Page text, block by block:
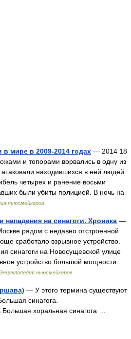
в мире в 2009-2014 годах — 2014 18
и топорами ворвались в одну из
находившихся в ней людей.
четырех и ранение восьми
были убиты полицией. В ночь на
ньюсмейкеров
нападения на синагоги. Хроника —
рядом с недавно отстроенной
сработало взрывное устройство.
синагоги на Новосущевской улице
устройство большой мощности.
ньюсмейкеров
— У этого термина существуют
синагога.
Большая хоральная синагога …